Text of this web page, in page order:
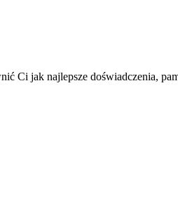
Ci jak najlepsze doświadczenia,